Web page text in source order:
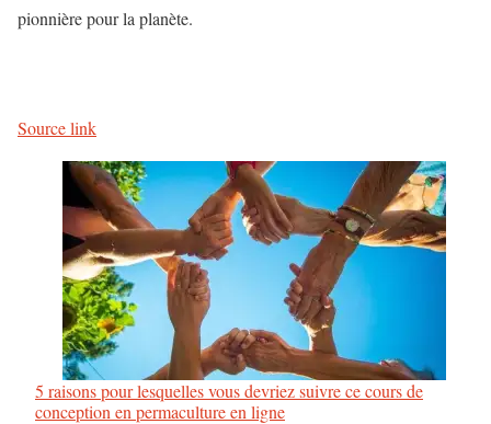
pionnière pour la planète.
Source link
5 raisons pour lesquelles vous devriez suivre ce cours de
conception en permaculture en ligne